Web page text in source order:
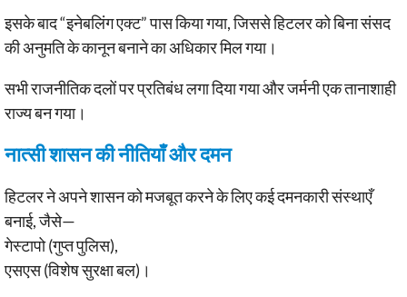
इसके बाद “इनेबलिंग एक्ट” पास किया गया, जिससे हिटलर को बिना संसद
की अनुमति के कानून बनाने का अधिकार मिल गया।
सभी राजनीतिक दलों पर प्रतिबंध लगा दिया गया और जर्मनी एक तानाशाही
राज्य बन गया।
नात्सी शासन की नीतियाँ और दमन
हिटलर ने अपने शासन को मजबूत करने के लिए कई दमनकारी संस्थाएँ
बनाई, जैसे—
गेस्टापो (गुप्त पुलिस),
एसएस (विशेष सुरक्षा बल)।